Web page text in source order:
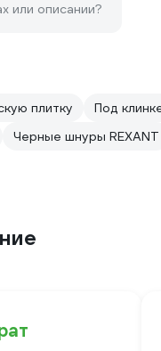
или описании?
плитку Под
Черные шнуры REXANT